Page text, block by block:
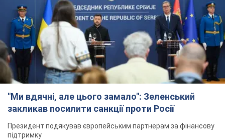
"Ми вдячні, але цього замало": Зеленський
закликав посилити санкції проти Росії
Президент подякував європейським партнерам за фінансову
підтримку